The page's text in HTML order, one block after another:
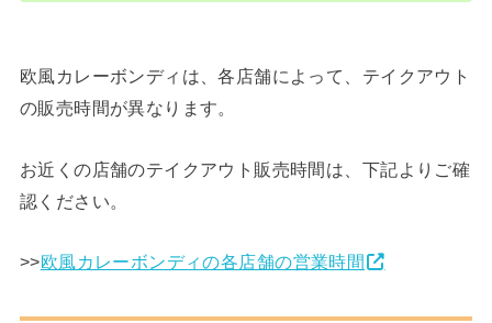
欧風カレーボンディは、各店舗によって、テイクアウト
の販売時間が異なります。
お近くの店舗のテイクアウト販売時間は、下記よりご確
認ください。
>>欧風カレーボンディの各店舗の営業時間